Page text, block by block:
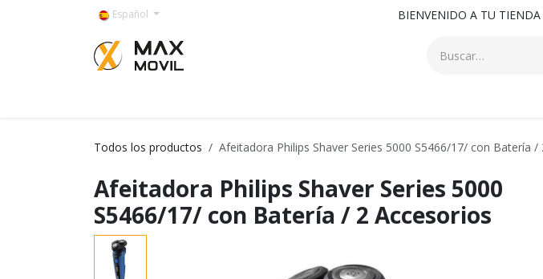
Español BIENVENIDO A TU
Todos los productos Afeitadora Philips Shaver Series 5000 S5466/17/ con Batería /
Afeitadora Philips Shaver Series 5000
S5466/17/ con Batería / 2 Accesorios